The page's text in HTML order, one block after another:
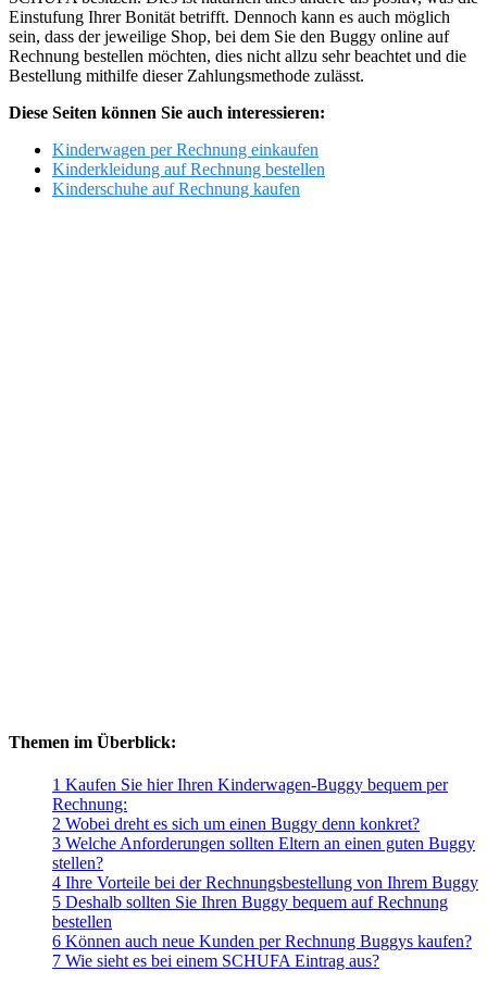
Einstufung Ihrer Bonität betrifft. Dennoch kann es auch möglich
sein, dass der jeweilige Shop, bei dem Sie den Buggy online auf
Rechnung bestellen möchten, dies nicht allzu sehr beachtet und die
Bestellung mithilfe dieser Zahlungsmethode zulässt.
Diese Seiten können Sie auch interessieren:
Kinderwagen per Rechnung einkaufen
Kinderkleidung auf Rechnung bestellen
Kinderschuhe auf Rechnung kaufen
Themen im Überblick:
1 Kaufen Sie hier Ihren Kinderwagen-Buggy bequem per
Rechnung:
2 Wobei dreht es sich um einen Buggy denn konkret?
3 Welche Anforderungen sollten Eltern an einen guten Buggy
stellen?
4 Ihre Vorteile bei der Rechnungsbestellung von Ihrem Buggy
5 Deshalb sollten Sie Ihren Buggy bequem auf Rechnung
bestellen
6 Können auch neue Kunden per Rechnung Buggys kaufen?
7 Wie sieht es bei einem SCHUFA Eintrag aus?